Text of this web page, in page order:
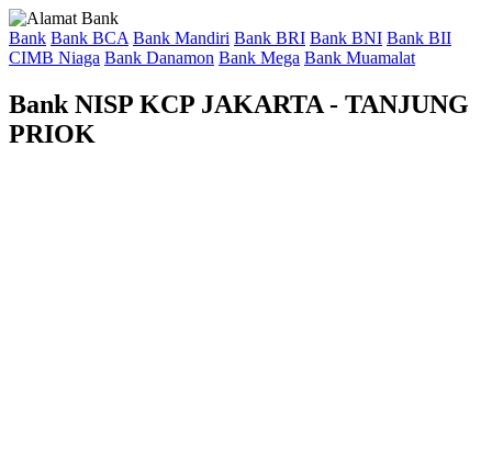
Bank Bank BCA Bank Mandiri Bank BRI Bank BNI Bank BII
CIMB Niaga Bank Danamon Bank Mega Bank Muamalat
Bank NISP KCP JAKARTA - TANJUNG
PRIOK